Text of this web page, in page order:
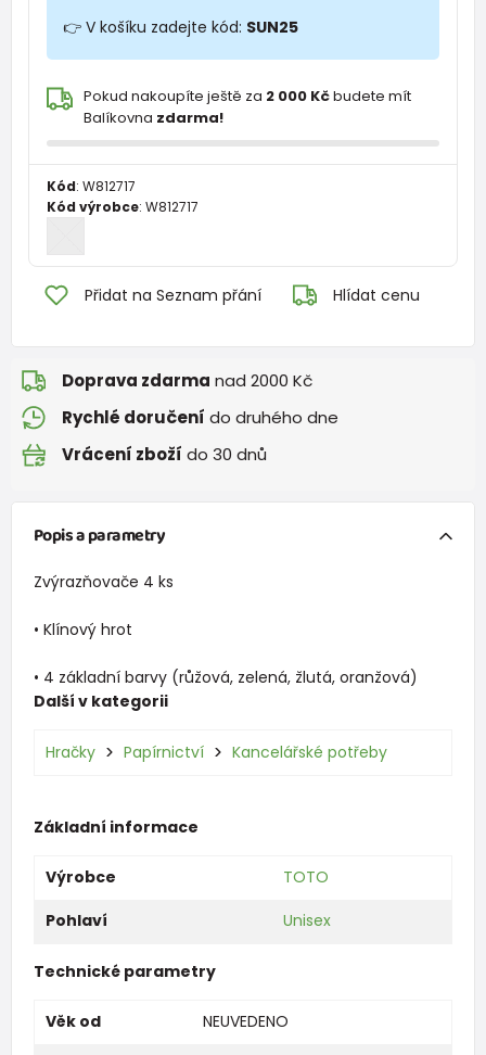
👉 V košíku zadejte kód: SUN25
Pokud nakoupíte ještě za 2 000 Kčbudete mít
Balíkovna zdarma!
Kód: W812717
Kód výrobce: W812717
Přidat na Seznam přání Hlídat cenu
Doprava zdarma nad 2000 Kč
Rychlé doručení do druhého dne
Vrácení zboží do 30 dnů
Popis a parametry
Zvýrazňovače 4 ks
• Klínový hrot
• 4 základní barvy (růžová, zelená, žlutá, oranžová)
Další v kategorii
Hračky Papírnictví Kancelářské potřeby
Základní informace
Výrobce
TOTO
Pohlaví
Unisex
Technické parametry
Věk od
NEUVEDENO